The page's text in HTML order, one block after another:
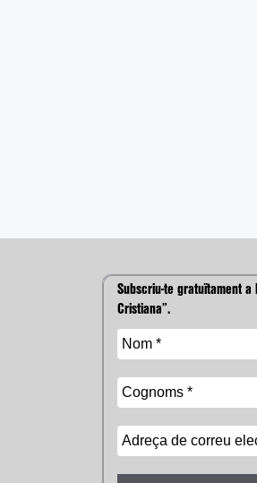
Subscriu-te gratuïtament a
Cristiana”.